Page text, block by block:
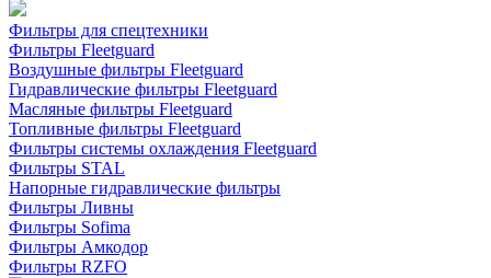
Фильтры для спецтехники
Фильтры Fleetguard
Воздушные фильтры Fleetguard
Гидравлические фильтры Fleetguard
Масляные фильтры Fleetguard
Топливные фильтры Fleetguard
Фильтры системы охлаждения Fleetguard
Фильтры STAL
Напорные гидравлические фильтры
Фильтры Ливны
Фильтры Sofima
Фильтры Амкодор
Фильтры RZFO